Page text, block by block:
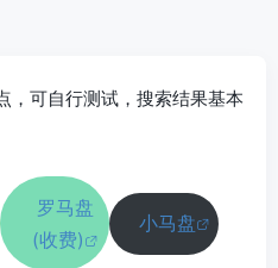
，可自行测试，搜索结果基本
罗马盘
(收费)
小马盘